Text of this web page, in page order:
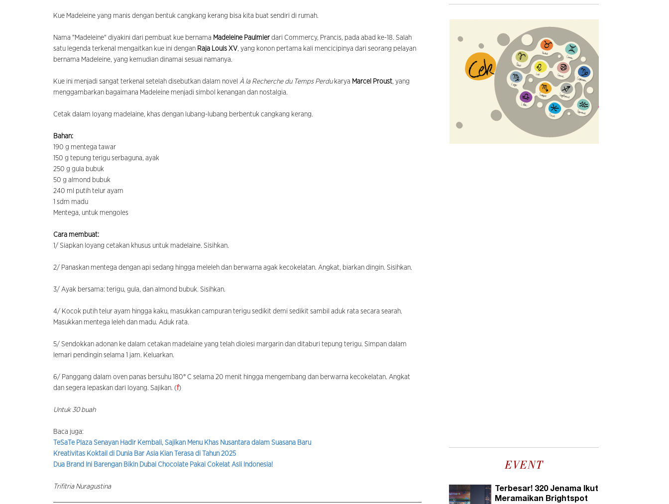
Kue Madeleine yang manis dengan bentuk cangkang kerang bisa kita buat sendiri di rumah.
Nama "Madeleine" diyakini dari pembuat kue bernama Madeleine Paulmier dari Commercy, Prancis, pada abad ke-18. Salah
satu legenda terkenal mengaitkan kue ini dengan Raja Louis XV, yang konon pertama kali mencicipinya dari seorang pelayan
bernama Madeleine, yang kemudian dinamai sesuai namanya.
Kue ini menjadi sangat terkenal setelah disebutkan dalam novel À la Recherche du Temps Perdukarya Marcel Proust, yang
menggambarkan bagaimana Madeleine menjadi simbol kenangan dan nostalgia.
Cetak dalam loyang madelaine, khas dengan lubang-lubang berbentuk cangkang kerang.
Bahan:
190 g mentega tawar
150 g tepung terigu serbaguna, ayak
250 g gula bubuk
50 g almond bubuk
240 ml putih telur ayam
1 sdm madu
Mentega, untuk mengoles
Cara membuat:
1/ Siapkan loyang cetakan khusus untuk madelaine. Sisihkan.
2/ Panaskan mentega dengan api sedang hingga meleleh dan berwarna agak kecokelatan. Angkat, biarkan dingin. Sisihkan.
3/ Ayak bersama: terigu, gula, dan almond bubuk. Sisihkan.
4/ Kocok putih telur ayam hingga kaku, masukkan campuran terigu sedikit demi sedikit sambil aduk rata secara searah.
Masukkan mentega leleh dan madu. Aduk rata.
5/ Sendokkan adonan ke dalam cetakan madelaine yang telah diolesi margarin dan ditaburi tepung terigu. Simpan dalam
lemari pendingin selama 1 jam. Keluarkan.
6/ Panggang dalam oven panas bersuhu 180° C selama 20 menit hingga mengembang dan berwarna kecokelatan. Angkat
dan segera lepaskan dari loyang. Sajikan. (f)
Untuk 30 buah
Baca juga:
TeSaTe Plaza Senayan Hadir Kembali, Sajikan Menu Khas Nusantara dalam Suasana Baru
Kreativitas Koktail di Dunia Bar Asia Kian Terasa di Tahun 2025
Dua Brand Ini Barengan Bikin Dubai Chocolate Pakai Cokelat Asli Indonesia!
Trifitria Nuragustina
EVENT
Terbesar! 320 Jenama Ikut
Meramaikan Brightspot